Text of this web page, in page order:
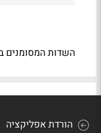
השדות המסומנים
הורדת אפליקציה